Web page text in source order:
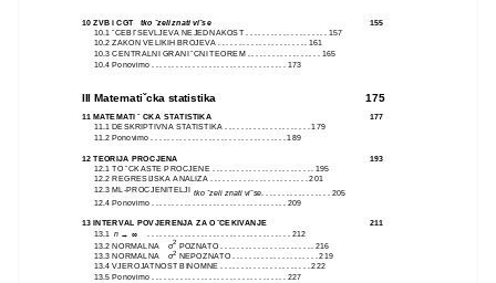
10 ZVB i CGT tko ˇzeli znati viˇse 155
10.1 ˇCEBIˇSEVLJEVA NEJEDNAKOST . . . . . . . . . . . . . . . . . . . . 157
10.2 ZAKON VELIKIH BROJEVA . . . . . . . . . . . . . . . . . . . . . . 161
10.3 CENTRALNI GRANI ˇCNI TEOREM . . . . . . . . . . . . . . . . . . 165
10.4 Ponovimo . . . . . . . . . . . . . . . . . . . . . . . . . . . . . . . . . 173
III Matematiˇcka statistika 175
11 MATEMATI ˇ CKA STATISTIKA
177
11.1 DESKRIPTIVNA STATISTIKA . . . . . . . . . . . . . . . . . . . . . 179
11.2 Ponovimo . . . . . . . . . . . . . . . . . . . . . . . . . . . . . . . . . 189
12 TEORIJA PROCJENA
193
12.1 TO ˇCKASTE PROCJENE . . . . . . . . . . . . . . . . . . . . . . . . . 195
12.2 REGRESIJSKA ANALIZA . . . . . . . . . . . . . . . . . . . . . . . . 201
12.3 ML-PROCJENITELJI tko ˇzeli znati viˇse . . . . . . . . . . . . . . . . . 205
12.4 Ponovimo . . . . . . . . . . . . . . . . . . . . . . . . . . . . . . . . . 209
13 INTERVAL POVJERENJA ZA O ˇCEKIVANJE 211
13.1 n → ∞ . . . . . . . . . . . . . . . . . . . . . . . . . . . . . . . . . . . 212
13.2 NORMALNA σ2 POZNATO . . . . . . . . . . . . . . . . . . . . . . . 216
13.3 NORMALNA σ2 NEPOZNATO . . . . . . . . . . . . . . . . . . . . . 219
13.4 VJEROJATNOST BINOMNE . . . . . . . . . . . . . . . . . . . . . . 222
13.5 Ponovimo . . . . . . . . . . . . . . . . . . . . . . . . . . . . . . . . . 227